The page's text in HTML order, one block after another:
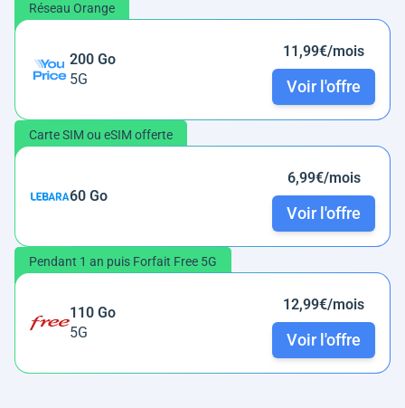
Réseau Orange
200 Go
5G
11,99€/mois
Voir l'offre
Carte SIM ou eSIM offerte
60 Go
6,99€/mois
Voir l'offre
Pendant 1 an puis Forfait Free 5G
110 Go
5G
12,99€/mois
Voir l'offre